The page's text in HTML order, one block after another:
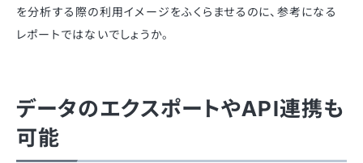
を分析する際の利用イメージをふくらませるのに、参考になる
レポートではないでしょうか。
データのエクスポートやAPI連携も
可能